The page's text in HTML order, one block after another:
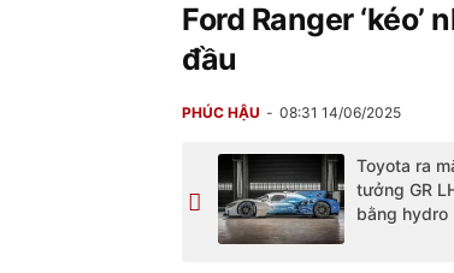
Ford Ranger
đầu
PHÚC HẬU 08:31 14/06/2025
Toyota ra
tưởng GR
bằng hydro